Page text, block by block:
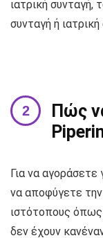
ιατρική συνταγή,
συνταγή ή
Πώς
Για να αγοράσετε
να αποφύγετε
ιστότοπους
δεν έχουν